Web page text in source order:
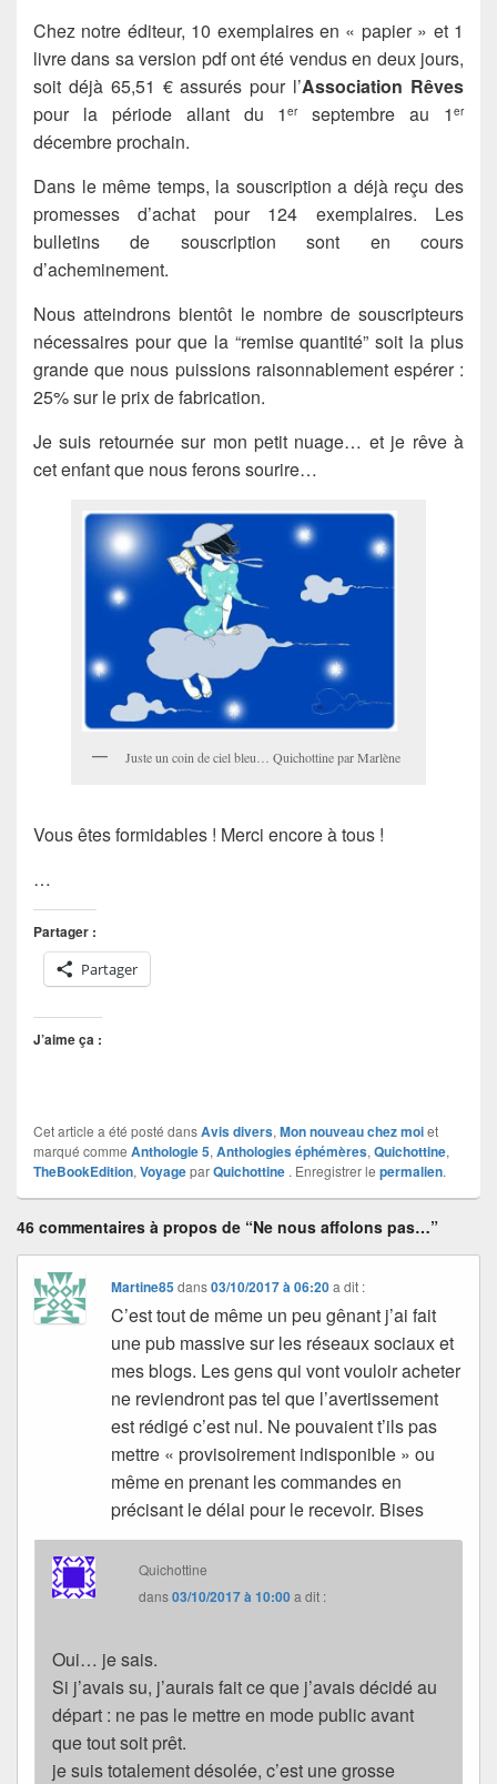
Chez notre éditeur, 10 exemplaires en « papier » et 1
livre dans sa version pdf ont été vendus en deux jours,
soit déjà 65,51 € assurés pour l’Association Rêves
pour la période allant du 1erseptembre au 1 er
décembre prochain.
Dans le même temps, la souscription a déjà reçu des
promesses d’achat pour 124 exemplaires. Les
bulletins de souscription sont en cours
d’acheminement.
Nous atteindrons bientôt le nombre de souscripteurs
nécessaires pour que la “remise quantité” soit la plus
grande que nous puissions raisonnablement espérer :
25% sur le prix de fabrication.
Je suis retournée sur mon petit nuage… et je rêve à
cet enfant que nous ferons sourire…
Juste un coin de ciel bleu… Quichottine par Marlène
Vous êtes formidables ! Merci encore à tous !
…
Partager :
Partager
J’aime ça :
Cet article a été posté dansAvis divers, Mon nouveau chez moiet
marqué comme Anthologie 5, Anthologies éphémères, Quichottine,
TheBookEdition, VoyageparQuichottine . Enregistrer le permalien.
46 commentaires à propos de “Ne nous affolons pas…”
Martine85dans03/10/2017 à 06:20 a dit :
C’est tout de même un peu gênant j’ai fait
une pub massive sur les réseaux sociaux et
mes blogs. Les gens qui vont vouloir acheter
ne reviendront pas tel que l’avertissement
est rédigé c’est nul. Ne pouvaient t’ils pas
mettre « provisoirement indisponible » ou
même en prenant les commandes en
précisant le délai pour le recevoir. Bises
Quichottine
dans03/10/2017 à 10:00a dit :
Oui… je sais.
Si j’avais su, j’aurais fait ce que j’avais décidé au
départ : ne pas le mettre en mode public avant
que tout soit prêt.
je suis totalement désolée, c’est une grosse